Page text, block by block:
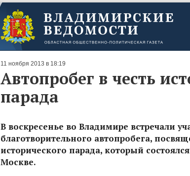
11 ноября 2013 в 18:19
Автопробег в честь
парада
В воскресенье во Владимире встречали
благотворительного автопробега,
исторического парада, который
Москве.